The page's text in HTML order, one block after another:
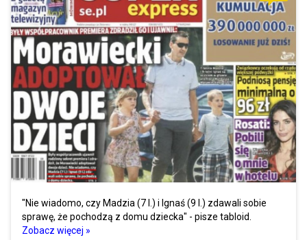
"Nie wiadomo, czy Madzia (7 l.) i Ignaś (9 l.) zdawali sobie
sprawę, że pochodzą z domu dziecka" - pisze tabloid.
Zobacz więcej »